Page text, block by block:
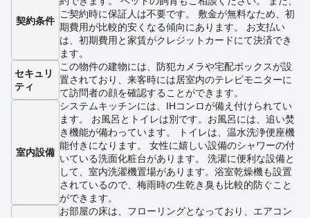
契約条件
ご契約時に保証人は不要です。 敷金が無料なため、初
期費用が比較的安くなる傾向にあります。 お支払い
は、初期費用と家賃がクレジットカードにて決済でき
ます。
セキュリ
ティ
この物件の建物には、防犯カメラや宅配ボックスが設
置されており、来客時には居室内のテレビモニターに
て訪問者の顔を確認することができます。
室内設備
システムキッチンには、IHコンロが備え付けられてい
ます。 お風呂とトイレは別です。お風呂には、追い焚
き機能が備わっています。 トイレは、温水洗浄便座機
能付きになります。 女性に嬉しい設備のシャワーの付
いている洗面化粧台があります。 洗濯に便利な設備と
して、室内洗濯機置場があります。浴室乾燥機も設置
されているので、梅雨時の生乾き臭も比較的防ぐこと
ができます。
お部屋の床は、フローリングとなっており、エアコン